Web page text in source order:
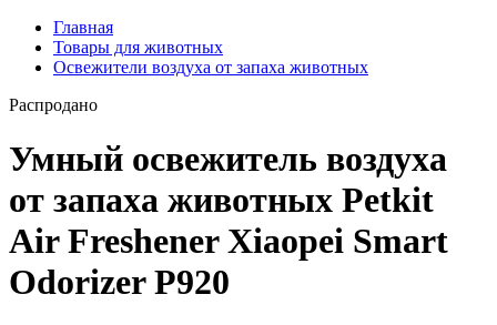
Главная
Товары для животных
Освежители воздуха от запаха животных
Распродано
Умный освежитель воздуха
от запаха животных Petkit
Air Freshener Xiaopei Smart
Odorizer P920